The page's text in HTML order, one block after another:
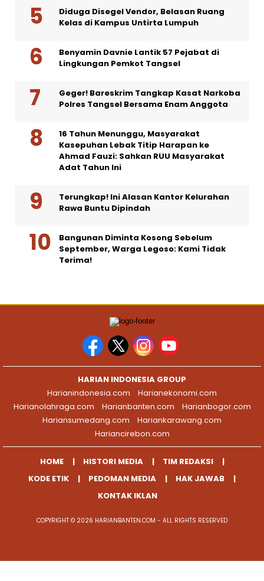
Diduga Disegel Vendor, Belasan Ruang
Kelas di Kampus Untirta Lumpuh
Benyamin Davnie Lantik 57 Pejabat di
Lingkungan Pemkot Tangsel
Geger! Bareskrim Tangkap Kasat Narkoba
Polres Tangsel Bersama Enam Anggota
16 Tahun Menunggu, Masyarakat
Kasepuhan Lebak Titip Harapan ke
Ahmad Fauzi: Sahkan RUU Masyarakat
Adat Tahun Ini
Terungkap! Ini Alasan Kantor Kelurahan
Rawa Buntu Dipindah
Bangunan Diminta Kosong Sebelum
September, Warga Legoso: Kami Tidak
Terima!
HARIAN INDONESIA GROUP
Harianindonesia.com
Harianekonomi.com
Harianolahraga.com
Harianbanten.com
Harianbogor.com
Hariansumedang.com
Hariankarawang.com
Hariancirebon.com
HOME HISTORI MEDIA
TIM REDAKSI
KODE ETIK
PEDOMAN MEDIA
HAK JAWAB
KONTAK IKLAN
COPYRIGHT © 2026 HARIANBANTEN.COM - ALL RIGHTS RESERVED